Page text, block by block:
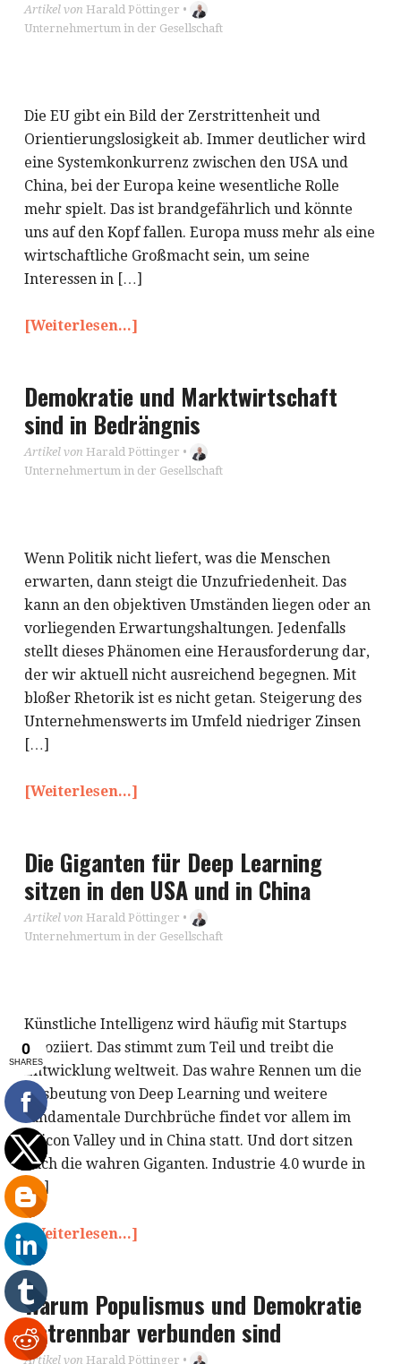
Artikel von Harald Pöttinger •
Unternehmertum in der Gesellschaft
Die EU gibt ein Bild der Zerstrittenheit und
Orientierungslosigkeit ab. Immer deutlicher wird
eine Systemkonkurrenz zwischen den USA und
China, bei der Europa keine wesentliche Rolle
mehr spielt. Das ist brandgefährlich und könnte
uns auf den Kopf fallen. Europa muss mehr als eine
wirtschaftliche Großmacht sein, um seine
Interessen in […]
[Weiterlesen...]
Demokratie und Marktwirtschaft
sind in Bedrängnis
Artikel von Harald Pöttinger •
Unternehmertum in der Gesellschaft
Wenn Politik nicht liefert, was die Menschen
erwarten, dann steigt die Unzufriedenheit. Das
kann an den objektiven Umständen liegen oder an
vorliegenden Erwartungshaltungen. Jedenfalls
stellt dieses Phänomen eine Herausforderung dar,
der wir aktuell nicht ausreichend begegnen. Mit
bloßer Rhetorik ist es nicht getan. Steigerung des
Unternehmenswerts im Umfeld niedriger Zinsen
[…]
[Weiterlesen...]
Die Giganten für Deep Learning
sitzen in den USA und in China
Artikel von Harald Pöttinger •
Unternehmertum in der Gesellschaft
Künstliche Intelligenz wird häufig mit Startups
assoziiert. Das stimmt zum Teil und treibt die
Entwicklung weltweit. Das wahre Rennen um die
Ausbeutung von Deep Learning und weitere
fundamentale Durchbrüche findet vor allem im
Silicon Valley und in China statt. Und dort sitzen
auch die wahren Giganten. Industrie 4.0 wurde in
[…]
[Weiterlesen...]
Warum Populismus und Demokratie
untrennbar verbunden sind
Artikel von Harald Pöttinger •